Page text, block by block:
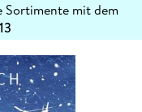
Sortimente mit dem